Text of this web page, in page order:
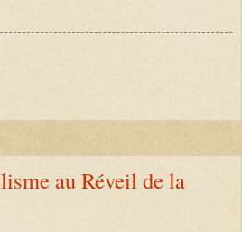
au Réveil de la